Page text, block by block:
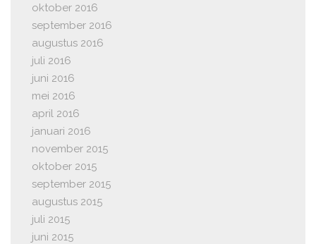
oktober 2016
september 2016
augustus 2016
juli 2016
juni 2016
mei 2016
april 2016
januari 2016
november 2015
oktober 2015
september 2015
augustus 2015
juli 2015
juni 2015